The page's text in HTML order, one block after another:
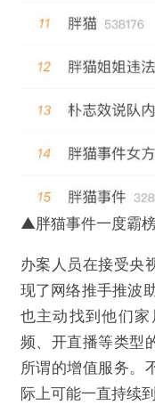
▲胖猫事件一度霸榜
办案人员在接受央
现了网络推手推波
也主动找到他们
频、开直播等类型
所谓的增值服务。
际上可能一直持续